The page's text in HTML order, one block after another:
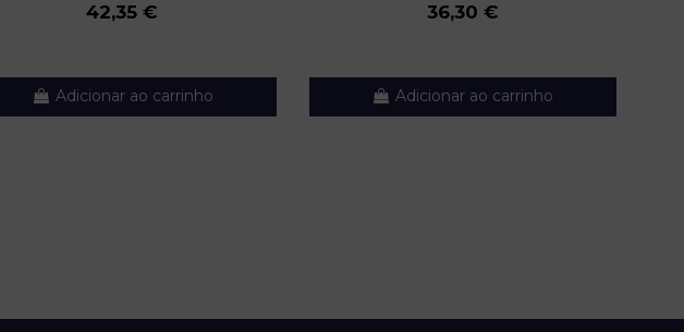
42,35 €
Adicionar ao carrinho
36,30 €
Adicionar ao carrinho